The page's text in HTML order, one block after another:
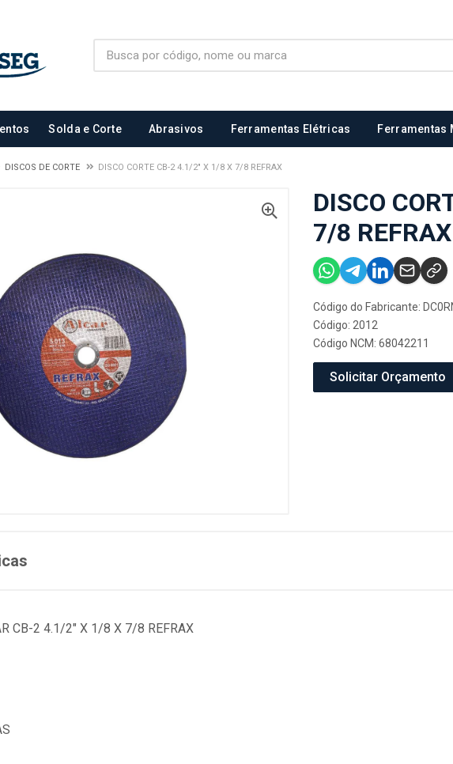
Solda e Corte Abrasivos Ferramentas Elétricas Ferramentas
DISCOS DE CORTE DISCO CORTE CB-2 4.1/2" X 1/8 X 7/8 REFRAX
DISCO
7/8 REFRAX
Código do Fabricante:
Código: 2012
Código NCM: 68042211
Solicitar Orçamento
CB-2 4.1/2" X 1/8 X 7/8 REFRAX